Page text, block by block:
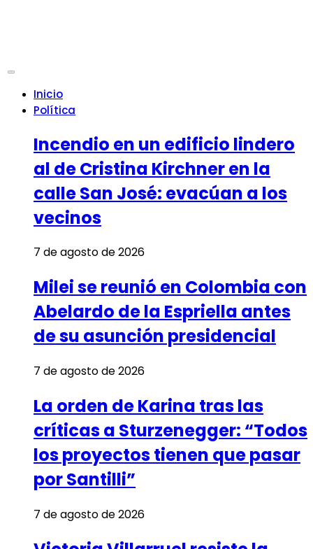
Inicio
Política
Incendio en un edificio lindero
al de Cristina Kirchner en la
calle San José: evacúan a los
vecinos
7 de agosto de 2026
Milei se reunió en Colombia con
Abelardo de la Espriella antes
de su asunción presidencial
7 de agosto de 2026
La orden de Karina tras las
críticas a Sturzenegger: “Todos
los proyectos tienen que pasar
por Santilli”
7 de agosto de 2026